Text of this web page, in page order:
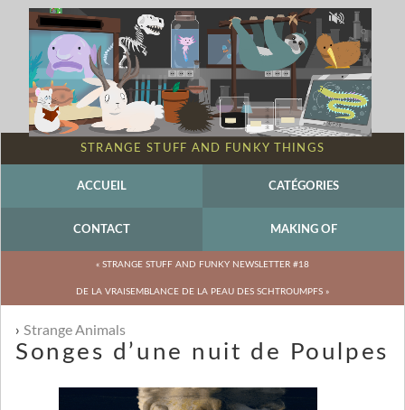
STRANGE STUFF AND FUNKY THINGS
ACCUEIL CATÉGORIES
CONTACT MAKING OF
« STRANGE STUFF AND FUNKY NEWSLETTER #18
DE LA VRAISEMBLANCE DE LA PEAU DES SCHTROUMPFS »
Strange Animals
Songes d’une nuit de Poulpes